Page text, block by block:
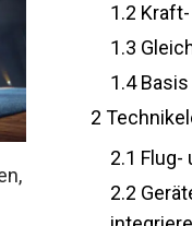
1.2Kraft-
1.3
1.4Basis
2.1Flug-
2.2